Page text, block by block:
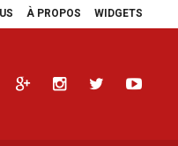
À PROPOS WIDGETS
: à Johannesburg, Aimé